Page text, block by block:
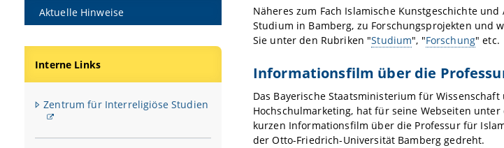
Aktuelle Hinweise
Interne Links
Zentrum für Interreligiöse Studien
Näheres zum Fach Islamische Kunstgeschichte
Studium in Bamberg, zu Forschungsprojekten und
Sie unter den Rubriken "Studium", "Forschung" etc.
Informationsfilm über die
Das Bayerische Staatsministerium für
Hochschulmarketing, hat für seine Webseiten unter
kurzen Informationsfilm über die Professur für
der Otto-Friedrich-Universität Bamberg gedreht.